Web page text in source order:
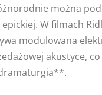
można
W filmach
modulowana
akustyce,